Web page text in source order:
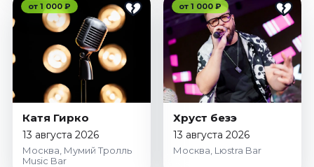
от 1 000 ₽
Катя Гирко
13 августа 2026
Москва, Мумий Тролль
Music Bar
от 1 000 ₽
Хруст безэ
13 августа 2026
Москва, Lюstra Bar